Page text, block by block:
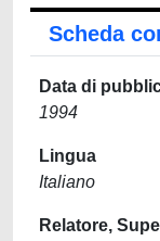
Scheda
Data di
1994
Lingua
Italiano
Relatore,